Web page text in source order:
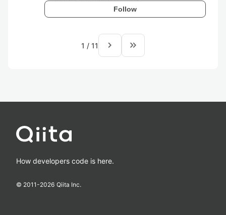
Follow
1 / 11 navigate_next keyboard_double_arrow_right
How developers code is here.
© 2011-2026 Qiita Inc.